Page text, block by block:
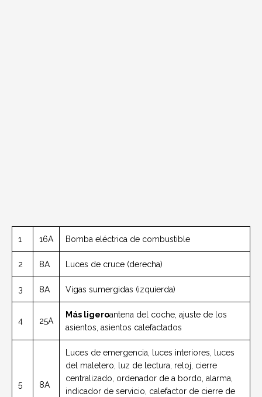
1 16A Bomba eléctrica de combustible
2 8A Luces de cruce (derecha)
3 8A Vigas sumergidas (izquierda)
4 25A
Más ligeroantena del coche, ajuste de los
asientos, asientos calefactados
5 8A
Luces de emergencia, luces interiores, luces
del maletero, luz de lectura, reloj, cierre
centralizado, ordenador de a bordo, alarma,
indicador de servicio, calefactor de cierre de